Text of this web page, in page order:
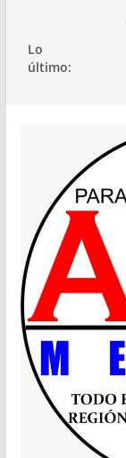
contenido
Lo
último: